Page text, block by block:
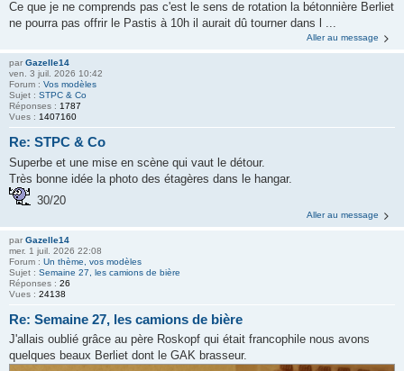
Ce que je ne comprends pas c'est le sens de rotation la bétonnière Berliet
ne pourra pas offrir le Pastis à 10h il aurait dû tourner dans l ...
Aller au message
par Gazelle14
ven. 3 juil. 2026 10:42
Forum : Vos modèles
Sujet : STPC & Co
Réponses : 1787
Vues : 1407160
Re: STPC & Co
Superbe et une mise en scène qui vaut le détour.
Très bonne idée la photo des étagères dans le hangar.
30/20
Aller au message
par Gazelle14
mer. 1 juil. 2026 22:08
Forum : Un thème, vos modèles
Sujet : Semaine 27, les camions de bière
Réponses : 26
Vues : 24138
Re: Semaine 27, les camions de bière
J'allais oublié grâce au père Roskopf qui était francophile nous avons
quelques beaux Berliet dont le GAK brasseur.